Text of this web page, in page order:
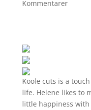
Kommentarer
Koole cuts is a
life. Helene likes to
little happiness